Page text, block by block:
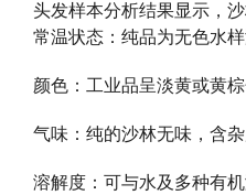
头发样本分析结果显示，
常温状态：纯品为无色水样
颜色：工业品呈淡黄或黄棕
气味：纯的沙林无味，含
溶解度：可与水及多种有机